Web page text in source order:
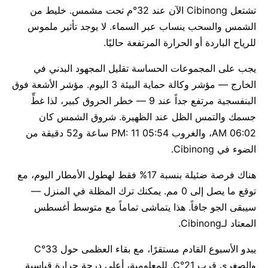
تشتعل Cibinong الآن عند 32°م تحت مشمس. خليط من
الشمس والسحب ينساب عبر السماء. لا يوجد تأثير ملموس
للرياح الباردة أو الحرارة المرتفعة حاليًا.
يجب على المجموعات الحساسة تقليل المجهود البدني في
الخارج — مؤشر وكالة حماية البيئة 3 اليوم. مؤشر الأشعة فوق
البنفسجية مرتفع جداً عند 9 — خطر الحروق كبير، لذا غطِّ
جسمك والتمس الظل عند الظهيرة. شروق الشمس كان
06:02 AM، والغروب 05:54 PM: 11 ساعة و52 دقيقة من
الضوء في Cibinong.
هناك فرصة ضئيلة بنسبة 17% فقط لهطول الأمطار اليوم، مع
توقع ما يصل إلى 0 مم. يمكنك ترك المظلة في المنزل —
سيبقى الجو جافاً. هذا يتماشى تماماً مع متوسط أغسطس
المعتاد لـCibinong.
يبدو الأسبوع القادم مستقرًا، مع بقاء العظمى حول 33°C
والصغرى قرب 21°C. للمعلومية، أعلى درجة حرارة قياسية